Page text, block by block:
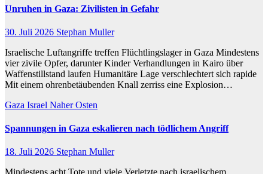
Unruhen in Gaza: Zivilisten in Gefahr
30. Juli 2026 Stephan Muller
Israelische Luftangriffe treffen Flüchtlingslager in Gaza Mindestens
vier zivile Opfer, darunter Kinder Verhandlungen in Kairo über
Waffenstillstand laufen Humanitäre Lage verschlechtert sich rapide
Mit einem ohrenbetäubenden Knall zerriss eine Explosion…
Gaza Israel Naher Osten
Spannungen in Gaza eskalieren nach tödlichem Angriff
18. Juli 2026 Stephan Muller